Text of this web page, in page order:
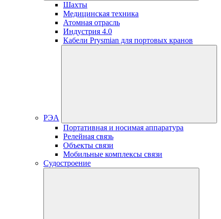
Шахты
Медицинская техника
Атомная отрасль
Индустрия 4.0
Кабели Prysmian для портовых кранов
РЭА
Портативная и носимая аппаратура
Релейная связь
Объекты связи
Мобильные комплексы связи
Судостроение